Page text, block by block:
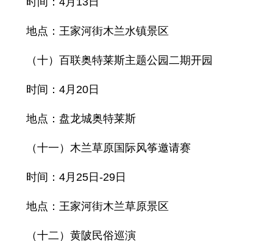
地点：王家河街木兰水镇景区
（十）百联奥特莱斯主题公园二期开园
时间：4月20日
地点：盘龙城奥特莱斯
（十一）木兰草原国际风筝邀请赛
时间：4月25日-29日
地点：王家河街木兰草原景区
（十二）黄陂民俗巡演